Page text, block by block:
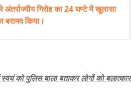
गिरोह का 24 घण्टे में खुलासा
बरामद किया।
को पुलिस बाला बताकर लोगों को बलात्कार